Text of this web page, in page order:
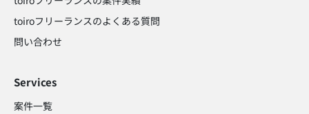
toiroフリーランスのよくある質問
問い合わせ​
Services
案件一覧